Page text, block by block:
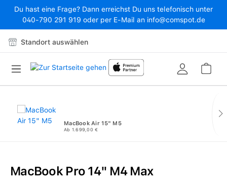
Zum Hauptinhalt springen
Du hast eine Frage? Dann erreichst Du uns telefonisch unter
040-790 291 919 oder per E-Mail an info@comspot.de
Standort auswählen
MacBook Air 15" M5
Ab 1.699,00 €
MacBook Pro 14" M4 Max